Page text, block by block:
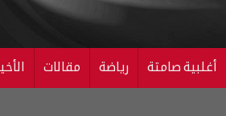
أغلبية صامتة رياضة مقالات